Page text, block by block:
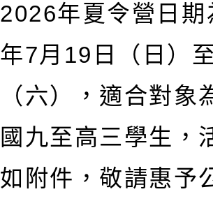
2026年夏令營日
年7月19日（日）
（六），適合對象
國九至高三學生，
如附件，敬請惠予